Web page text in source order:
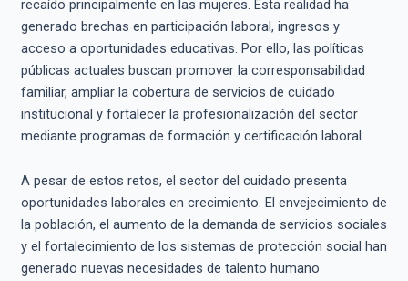
recaído principalmente en las mujeres. Esta realidad ha
generado brechas en participación laboral, ingresos y
acceso a oportunidades educativas. Por ello, las políticas
públicas actuales buscan promover la corresponsabilidad
familiar, ampliar la cobertura de servicios de cuidado
institucional y fortalecer la profesionalización del sector
mediante programas de formación y certificación laboral.
A pesar de estos retos, el sector del cuidado presenta
oportunidades laborales en crecimiento. El envejecimiento de
la población, el aumento de la demanda de servicios sociales
y el fortalecimiento de los sistemas de protección social han
generado nuevas necesidades de talento humano